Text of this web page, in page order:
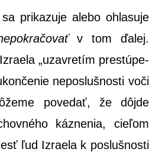
sa pri­ka­zu­je ale­bo ohla­su­je
v tom ďalej.
„uzav­re­tím pre­stú­pe­
nepos­luš­nos­ti voči
pove­dať, že dôj­de
káz­ne­nia, cie­ľom
ľud Izra­e­la k posluš­nos­ti